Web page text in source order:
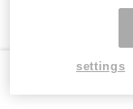
settings